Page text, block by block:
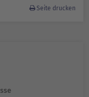
Seite drucken